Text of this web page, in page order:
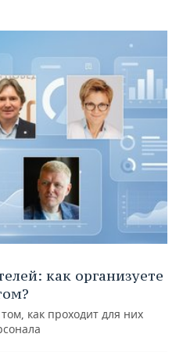
как организуете
как проходит для них